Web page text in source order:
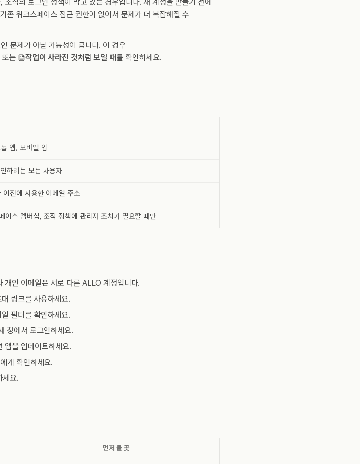
직의 로그인 정책이 막고 있는 경우입니다. 새 계정을 만들기 전에
존 워크스페이스 접근 권한이 없어서 문제가 더 복잡해질 수
문제가 아닐 가능성이 큽니다. 이 경우
또는 작업이 사라진 것처럼 보일 때를 확인하세요.
앱, 모바일 앱
하려는 모든 사용자
이전에 사용한 이메일 주소
이스 멤버십, 조직 정책에 관리자 조치가 필요할 때만
개인 이메일은 서로 다른 ALLO 계정입니다.
링크를 사용하세요.
필터를 확인하세요.
창에서 로그인하세요.
앱을 업데이트하세요.
게 확인하세요.
세요.
먼저 볼 곳